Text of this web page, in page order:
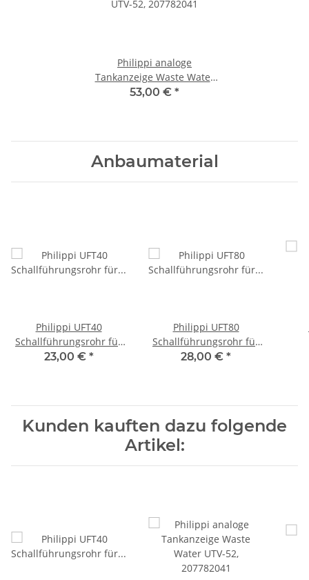
Philippi analoge
Tankanzeige Waste Water
UTV-52, 207782041
53,00 € *
Anbaumaterial
Philippi UFT40
Schallführungsrohr für
Ultraschalltankgeber,
23,00 € *
Philippi UFT80
Schallführungsrohr für
Ultraschalltankgeber,
28,00 € *
Kunden kauften dazu folgende
Artikel: